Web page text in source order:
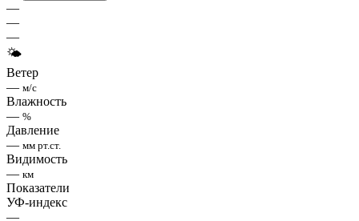
—
—
—
🌤
Ветер
— м/с
Влажность
— %
Давление
— мм рт.ст.
Видимость
— км
Показатели
УФ-индекс
—